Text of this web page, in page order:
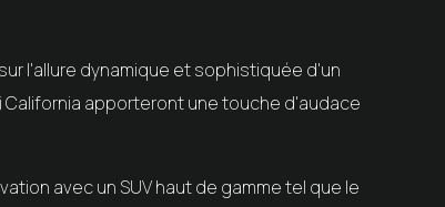
l'allure dynamique et sophistiquée d'un
California apporteront une touche d'audace
avec un SUV haut de gamme tel que le